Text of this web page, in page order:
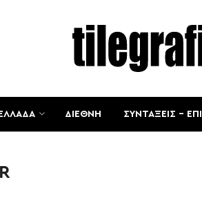
ΕΛΛΑΔΑ ΔΙΕΘΝΗ ΣΥΝΤΑΞΕΙΣ –